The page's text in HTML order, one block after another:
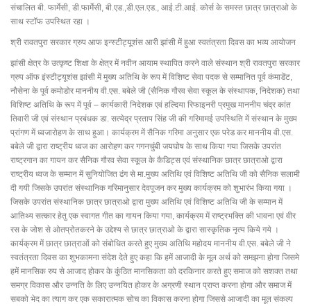
संचालित बी. फार्मेसी, डी.फार्मेसी, बी.एड.,डी.एल.एड., आई.टी.आई. कोर्स के समस्त छात्र छात्राओ के
साथ स्टॉफ उपस्थित रहा ।
श्री रावतपुरा सरकार ग्रुप आफ इन्स्टीट्यूशंस आरी झांसी में हुआ स्वतंत्रता दिवस का भव्य आयोजन
झांसी क्षेत्र के उत्कृष्ट शिक्षा के क्षेत्र में नवीन आयाम स्थापित करने वाले संस्थान श्री रावतपुरा सरकार
ग्रुप ऑफ इंस्टीट्यूशंस झांसी में मुख्य अतिथि के रूप में विशिष्ट सेवा पदक से सम्मानित पूर्व कंमाडेंट,
नौसेना के पूर्व कमोडोर माननीय वी.एस. बबेले जी (सैनिक गौरव सेवा स्कूल के संस्थापक, निदेशक) तथा
विशिष्ट अतिथि के रूप में पूर्व – कार्यकारी निदेशक एवं हल्दिया रिफाइनरी प्रमुख माननीय चंद्र कांत
तिवारी जी एवं संस्थान प्रबंधक डा. सत्येद्र प्रताप सिंह जी की गरिमामई उपस्थिति में संस्थान के मुख्य
प्रांगण में ध्वजारोहण के साथ हुआ। कार्यक्रम में सैनिक गरिमा अनुसार एक परेड कर माननीय वी.एस.
बबेले जी द्वारा राष्ट्रीय ध्वज का आरोहण कर गगनचुंबी जयघोष के साथ किया गया जिसके उपरांत
राष्ट्रगान का गायन कर सैनिक गौरव सेवा स्कूल के कैडिट्स एवं संस्थानिक छात्र छात्राओ द्वारा
राष्ट्रीय ध्वज के सम्मान में सुनियोजित ढंग से मा.मुख्य अतिथि एवं विशिष्ट अतिथि जी को सैनिक सलामी
दी गयी जिसके उपरांत संस्थानिक गरिमानुसार देवपूजन कर मुख्य कार्यक्रम को शुभारंभ किया गया ।
जिसके उपरांत संस्थानिक छात्र छात्राओ द्वारा मुख्य अतिथि एवं विशिष्ट अतिथि जी के सम्मान में
आतिथ्य सत्कार हेतु एक स्वागत गीत का गायन किया गया, कार्यक्रम में राष्ट्रभक्ति की भावना एवं वीर
रस के जोश से ओतप्रोतकरने के उद्देश्य से छात्र छात्राओ के द्वारा सास्कृतिक नृत्य किये गये ।
कार्यक्रम में छात्र छात्राओं को संबोधित करते हुए मुख्य अतिथि महोदय माननीय वी.एस. बबेले जी ने
स्वतंत्रता दिवस का शुभकामना संदेश देते हुए कहा कि हमें आजादी के मूल अर्थ को समझना होगा जिसमे
हमें मानसिक रुप से आजाद होकर के कुंठित मानसिकता को दरकिनार करते हुए समाज को सशक्त तथा
समग्र विकास और उन्नति के लिए उन्नयित होकर के अग्रणी स्थान प्राप्त करना होगा और समाज में
सबको भेद का त्याग कर एक सकारात्मक सोच का विकास करना होगा जिससे आजादी का मूल संकल्प